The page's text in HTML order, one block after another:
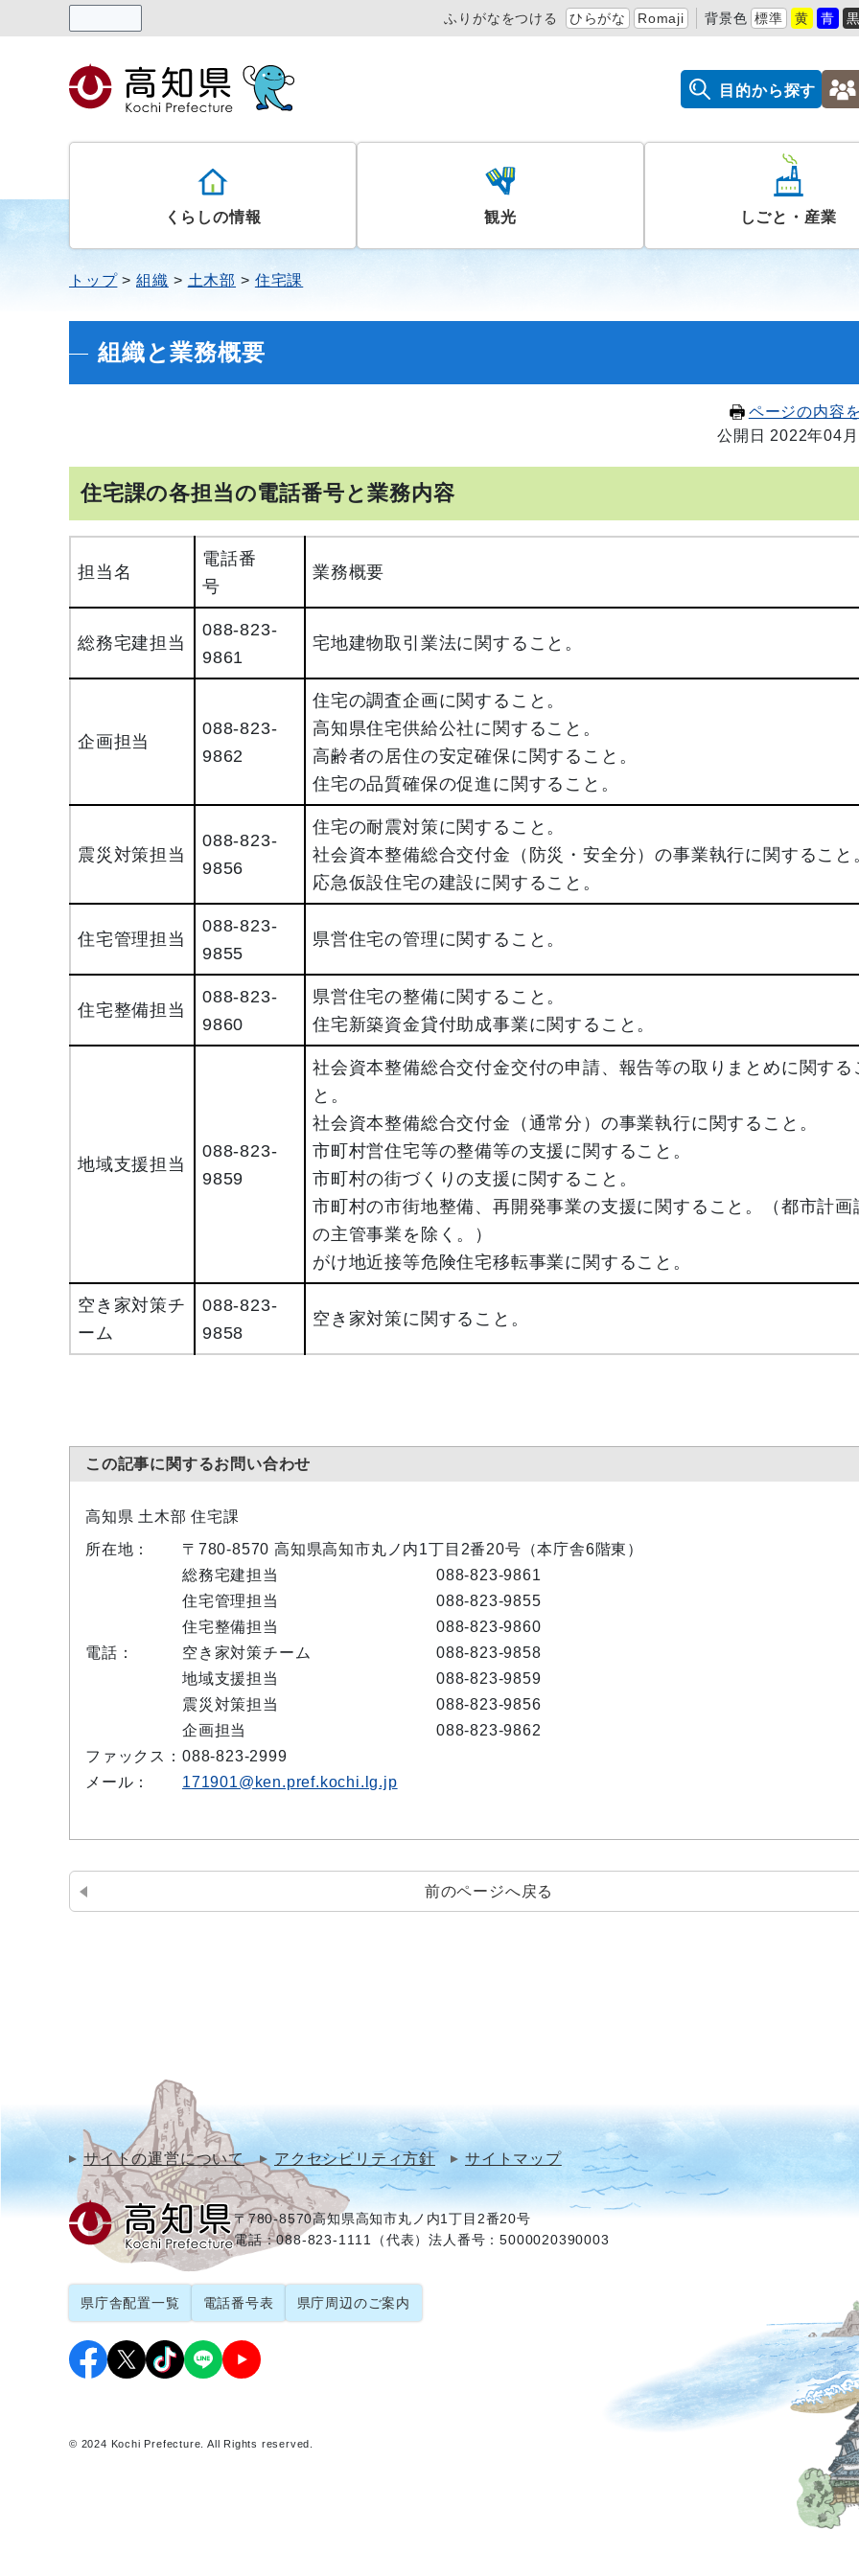
ふりがなをつける ひらがな Romaji 背景色 標準 黄 青
目的から探す
くらしの情報 観光 しごと・産業
トップ 組織 土木部 住宅課
組織と業務概要
ページの内容
公開日 2022年04
住宅課の各担当の電話番号と業務内容
担当名
電話番
号
業務概要
総務宅建担当
088-823-
9861
宅地建物取引業法に関すること。
企画担当
088-823-
9862
住宅の調査企画に関すること。
高知県住宅供給公社に関すること。
高齢者の居住の安定確保に関すること。
住宅の品質確保の促進に関すること。
震災対策担当
088-823-
9856
住宅の耐震対策に関すること。
社会資本整備総合交付金（防災・安全分）の事業執行に関すること
応急仮設住宅の建設に関すること。
住宅管理担当
088-823-
9855
県営住宅の管理に関すること。
住宅整備担当
088-823-
9860
県営住宅の整備に関すること。
住宅新築資金貸付助成事業に関すること。
地域支援担当
088-823-
9859
社会資本整備総合交付金交付の申請、報告等の取りまとめに関する
と。
社会資本整備総合交付金（通常分）の事業執行に関すること。
市町村営住宅等の整備等の支援に関すること。
市町村の街づくりの支援に関すること。
市町村の市街地整備、再開発事業の支援に関すること。（都市計画
の主管事業を除く。）
がけ地近接等危険住宅移転事業に関すること。
空き家対策チ
ーム
088-823-
9858
空き家対策に関すること。
この記事に関するお問い合わせ
高知県 土木部 住宅課
所在地：
〒780-8570 高知県高知市丸ノ内1丁目2番20号（本庁舎6階東）
電話：
総務宅建担当
088-823-9861
住宅管理担当
088-823-9855
住宅整備担当
088-823-9860
空き家対策チーム
088-823-9858
地域支援担当
088-823-9859
震災対策担当
088-823-9856
企画担当
088-823-9862
ファックス： 088-823-2999
メール：
171901@ken.pref.kochi.lg.jp
前のページへ戻る
サイトの運営について アクセシビリティ方針 サイトマップ
〒780-8570高知県高知市丸ノ内1丁目2番20号
電話：088-823-1111（代表）法人番号：5000020390003
県庁舎配置一覧 電話番号表 県庁周辺のご案内
© 2024 Kochi Prefecture. All Rights reserved.